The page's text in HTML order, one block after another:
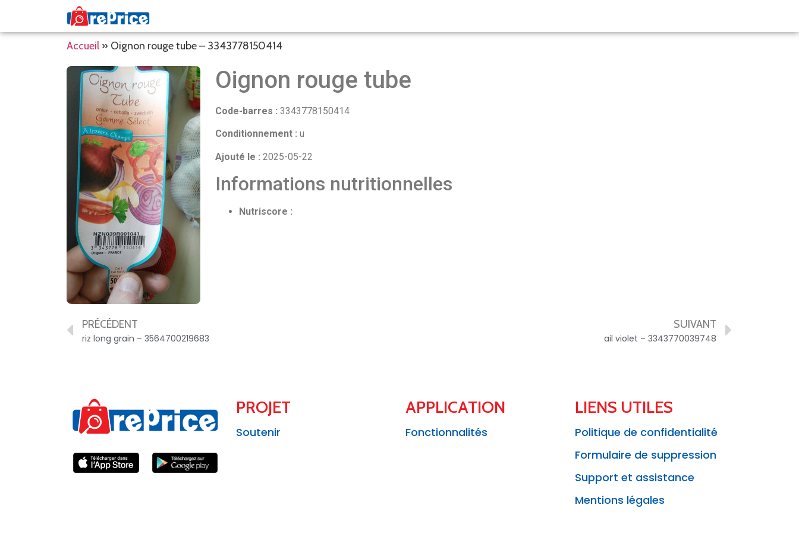
Accueil » Oignon rouge tube – 3343778150414
Oignon rouge tube
Code-barres : 3343778150414
Conditionnement : u
Ajouté le : 2025-05-22
Informations nutritionnelles
Nutriscore :
PRÉCÉDENT
riz long grain – 3564700219683
SUIVANT
ail violet – 3343770039748
PROJET
Soutenir
APPLICATION
Fonctionnalités
LIENS UTILES
Politique de confidentialité
Formulaire de suppression
Support et assistance
Mentions légales